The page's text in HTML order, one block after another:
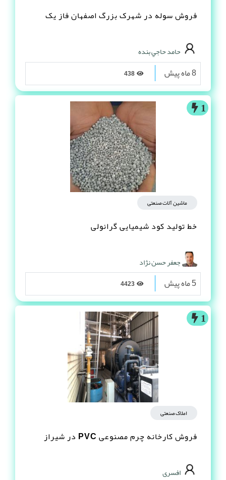
فروش سوله در شهرک بزرگ اصفهان فاز یک
حامد حاجي بنده
8 ماه پیش
1
ماشین آلات صنعتی
خط تولید کود شیمیایی گرانولی
جعفر حسن نژاد
5 ماه پیش
1
املاک صنعتی
فروش کارخانه چرم مصنوعى PVC در شیراز
افسری